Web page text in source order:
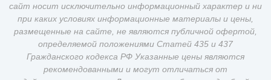
сайт носит исключительно информационный характер и ни
при каких условиях информационные материалы и цены,
размещенные на сайте, не являются публичной офертой,
определяемой положениями Статей 435 и 437
Гражданского кодекса РФ Указанные цены являются
рекомендованными и могут отличаться от